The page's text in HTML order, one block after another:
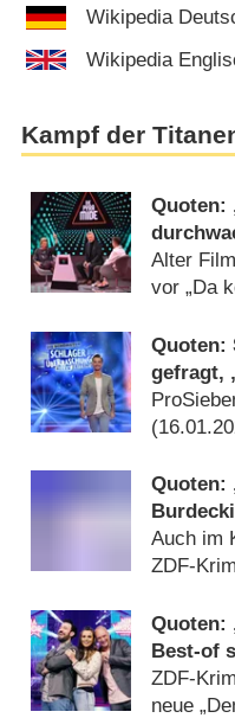
Wikipedia
Wikipedia
Kampf der
Quoten:
Alter
vor „Da
Quoten:
gefragt,
steigert
(
Quoten:
die
Auch im
ZDF-
Quoten:
Best-of
Sat.1-
ZDF-
neue